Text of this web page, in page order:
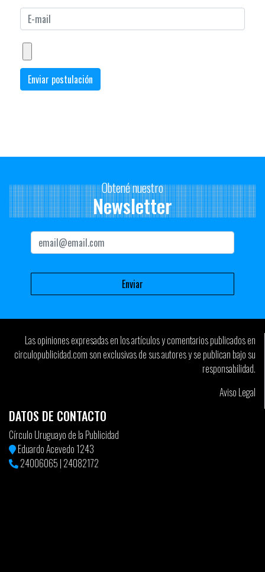
Obtené nuestro
Newsletter
Las opiniones expresadas en los artículos y comentarios publicados en
circulopublicidad.com son exclusivas de sus autores y se publican bajo su
responsabilidad.
Aviso Legal
DATOS DE CONTACTO
Círculo Uruguayo de la Publicidad
Eduardo Acevedo 1243
24006065 | 24082172